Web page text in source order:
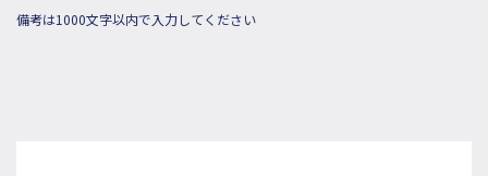
備考は1000文字以内で入力してください